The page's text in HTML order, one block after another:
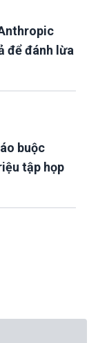
để đánh lừa
buộc
tập họp